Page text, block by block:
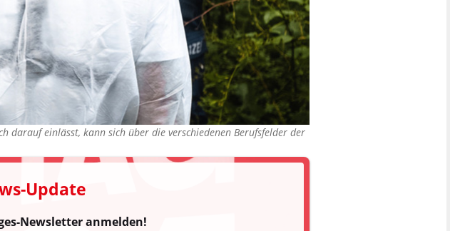
darauf einlässt, kann sich über die verschiedenen Berufsfelder der
Update
Newsletter anmelden!